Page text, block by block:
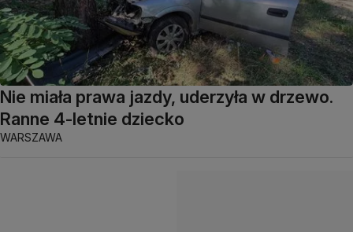
Nie miała prawa jazdy, uderzyła w drzewo.
Ranne 4-letnie dziecko
WARSZAWA